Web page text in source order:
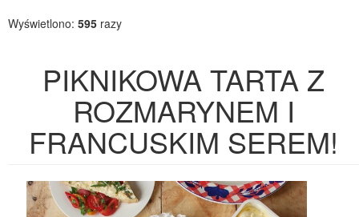
Wyświetlono: 595 razy
PIKNIKOWA TARTA Z
ROZMARYNEM I
FRANCUSKIM SEREM!